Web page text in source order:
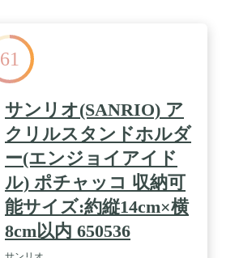
61
サンリオ(SANRIO) ア
クリルスタンドホルダ
ー(エンジョイアイド
ル) ポチャッコ 収納可
能サイズ:約縦14cm×横
8cm以内 650536